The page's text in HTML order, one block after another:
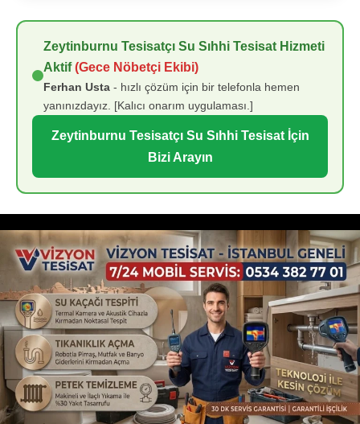
Zeytinburnu Tesisatçı Su Sıhhi Tesisat Hizmeti
Aktif(Gece Nöbetçi Ekibi)
Ferhan Usta - hızlı çözüm için bir telefonla hemen
yanınızdayız. [Kalıcı onarım uygulaması.]
Zeytinburnu Tesisatçı Su Sıhhi Tesisat İçin
Bizi Arayın